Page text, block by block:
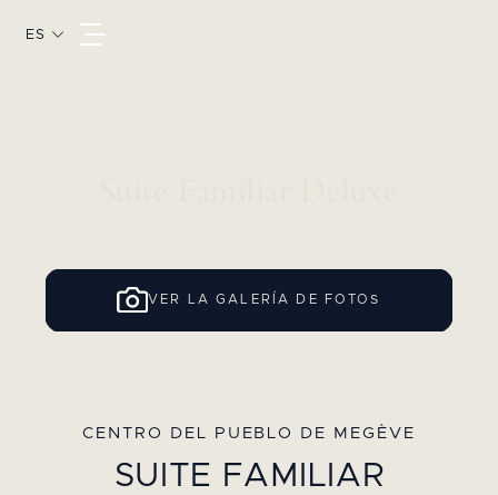
ES
VER LA GALERÍA DE FOTOS
CENTRO DEL PUEBLO DE MEGÈVE
SUITE FAMILIAR